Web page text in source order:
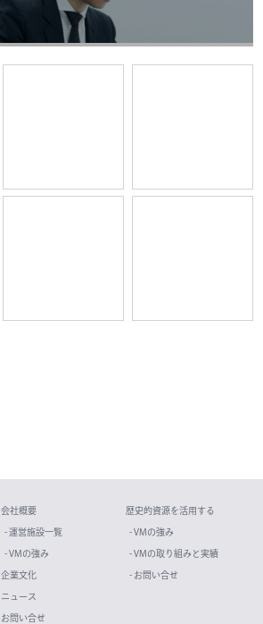
会社概要
- 運営施設一覧
- VMの強み
企業文化
ニュース
お問い合せ
歴史的資源を活用する
- VMの強み
- VMの取り組みと実績
- お問い合せ